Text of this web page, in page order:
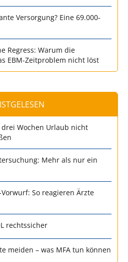
Versorgung? Eine 69.000-
Regress: Warum die
EBM-Zeitproblem nicht löst
Wochen Urlaub nicht
Mehr als nur ein
So reagieren Ärzte
rechtssicher
meiden – was MFA tun können